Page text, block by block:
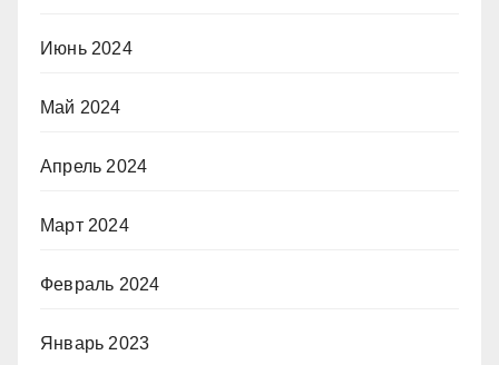
Июнь 2024
Май 2024
Апрель 2024
Март 2024
Февраль 2024
Январь 2023